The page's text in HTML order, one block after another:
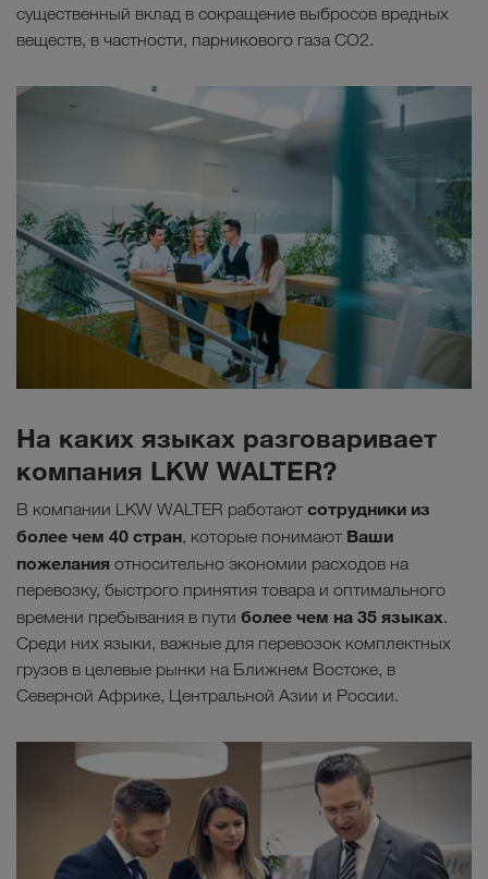
существенный вклад в сокращение выбросов вредных
веществ, в частности, парникового газа СО2.
На каких языках разговаривает
компания LKW WALTER?
В компании LKW WALTER работают сотрудники из
более чем 40 стран, которые понимают Ваши
пожелания относительно экономии расходов на
перевозку, быстрого принятия товара и оптимального
времени пребывания в пути более чем на 35 языках.
Среди них языки, важные для перевозок комплектных
грузов в целевые рынки на Ближнем Востоке, в
Северной Африке, Центральной Азии и России.